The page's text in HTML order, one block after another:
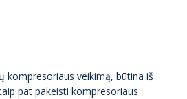
kompresoriaus veikimą, būtina iš
pat pakeisti kompresoriaus